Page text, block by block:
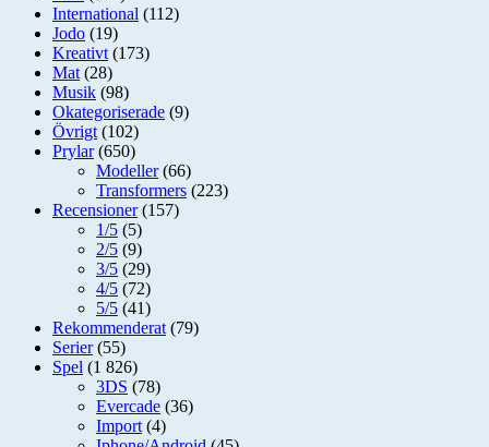
International (112)
Jodo (19)
Kreativt (173)
Mat (28)
Musik (98)
Okategoriserade (9)
Övrigt (102)
Prylar(650)
Modeller(66)
Transformers (223)
Recensioner(157)
1/5 (5)
2/5 (9)
3/5 (29)
4/5 (72)
5/5 (41)
Rekommenderat (79)
Serier(55)
Spel (1 826)
3DS (78)
Evercade (36)
Import (4)